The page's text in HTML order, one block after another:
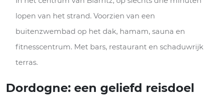
lopen van het strand. Voorzien van een
buitenzwembad op het dak, hamam, sauna en
fitnesscentrum. Met bars, restaurant en schaduwrijk
terras.
Dordogne: een geliefd reisdoel